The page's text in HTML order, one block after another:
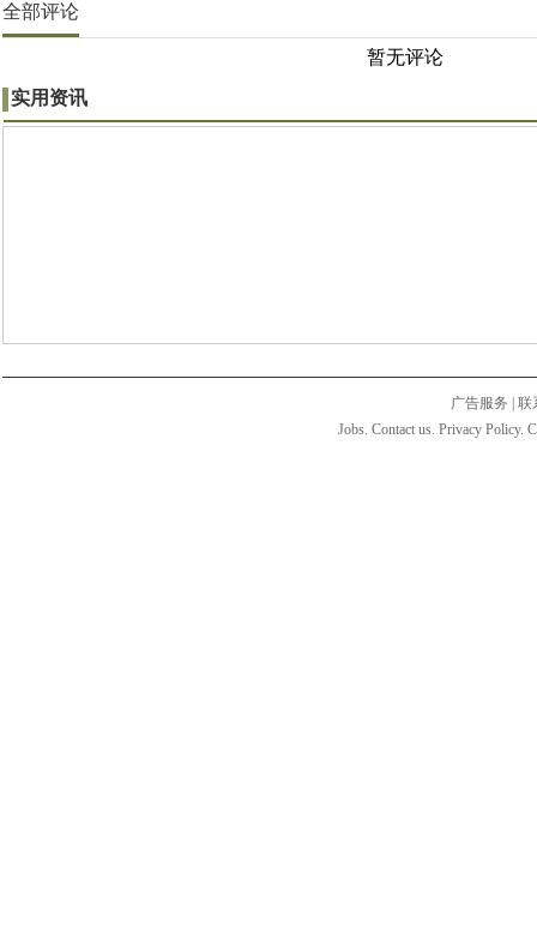
全部评论
暂无评论
实用资讯
广告服务
联
Jobs. Contact us. Privacy Policy.